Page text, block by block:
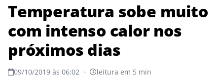
Temperatura sobe muito
com intenso calor nos
próximos dias
09/10/2019 às 06:02 • leitura em 5 min